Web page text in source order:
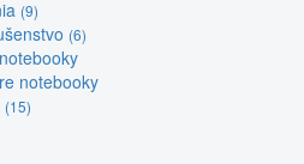
(9)
(6)
notebooky
(15)